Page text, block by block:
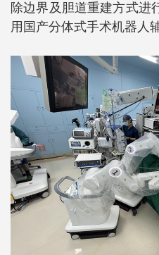
除边界及胆道重建方式进
用国产分体式手术机器人